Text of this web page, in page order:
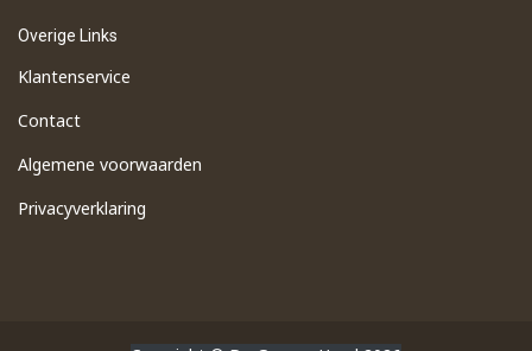
Overige Links
Klantenservice
Contact
Algemene voorwaarden
Privacyverklaring